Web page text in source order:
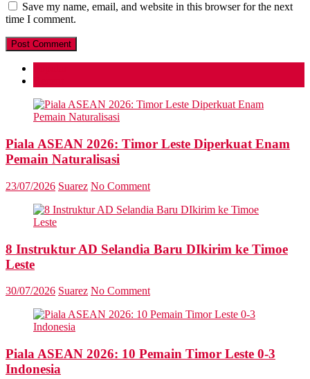
Save my name, email, and website in this browser for the next
time I comment.
Piala ASEAN 2026: Timor Leste Diperkuat Enam
Pemain Naturalisasi
23/07/2026 Suarez No Comment
8 Instruktur AD Selandia Baru DIkirim ke Timoe
Leste
30/07/2026 Suarez No Comment
Piala ASEAN 2026: 10 Pemain Timor Leste 0-3
Indonesia